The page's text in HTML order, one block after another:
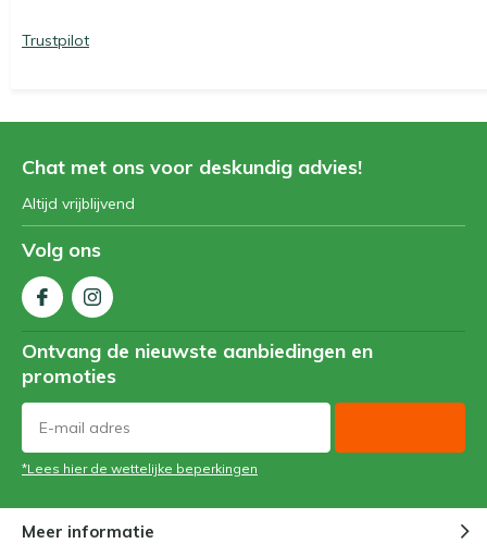
Trustpilot
Chat met ons voor deskundig advies!
Altijd vrijblijvend
Volg ons
Ontvang de nieuwste aanbiedingen en
promoties
*Lees hier de wettelijke beperkingen
Meer informatie